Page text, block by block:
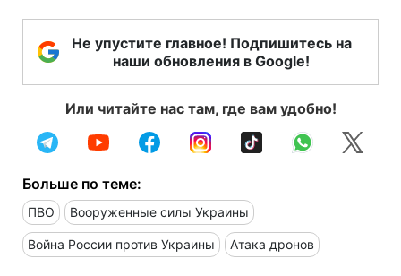
Не упустите главное! Подпишитесь на
наши обновления в Google!
Или читайте нас там, где вам удобно!
Больше по теме:
ПВО Вооруженные силы Украины
Война России против Украины Атака дронов